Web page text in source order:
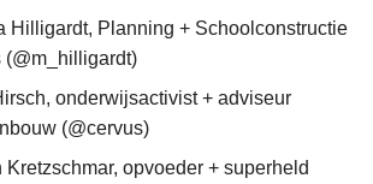
Hilligardt, Planning + Schoolconstructie
(@m_hilligardt)
onderwijsactivist + adviseur
(@cervus)
Kretzschmar, opvoeder + superheld